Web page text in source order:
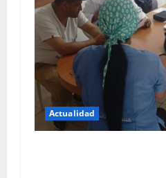
Actualidad